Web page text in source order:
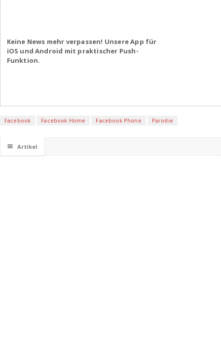
Keine News mehr verpassen! Unsere App für
iOS und Android mit praktischer Push-
Funktion.
Facebook Facebook Home Facebook Phone Parodie
☰ Artikel